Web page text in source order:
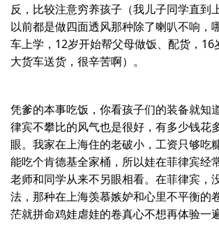
反，比较注意穷养孩子（我儿子同学直到
以前都是做四面透风那种除了喇叭不响，
车上学，12岁开始帮父母做饭、配货，16
大货车送货，很辛苦啊）。
凭爹的本事吃饭，你看孩子们的装备就知
律宾不攀比的风气也是很好，有多少钱花
眼。我家在上海住的老破小，工资只够吃
能吃个肯德基全家桶，所以娃在菲律宾经
老师和同学从来不另眼相看。在菲律宾，
法，那种在上海羡慕嫉妒和心里不平衡的
茫就拼命鸡娃虐娃的卷真心不想再体验一遍